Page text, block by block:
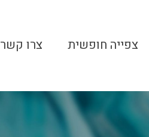
צפייה חופשית צרו קשר